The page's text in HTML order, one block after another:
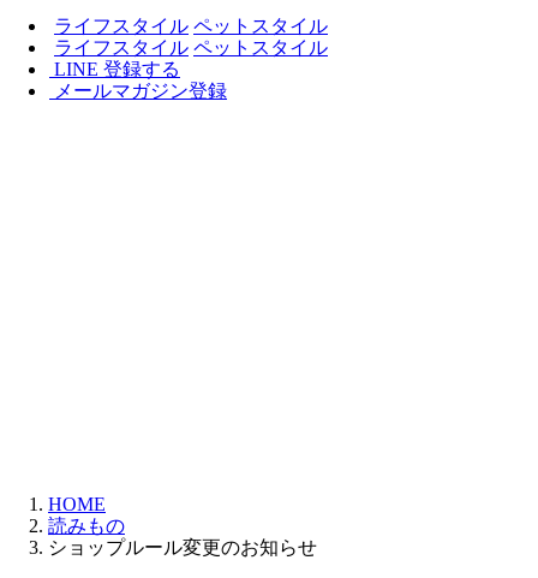
ライフスタイル ペットスタイル
ライフスタイル ペットスタイル
LINE 登録する
メールマガジン登録
HOME
読みもの
ショップルール変更のお知らせ